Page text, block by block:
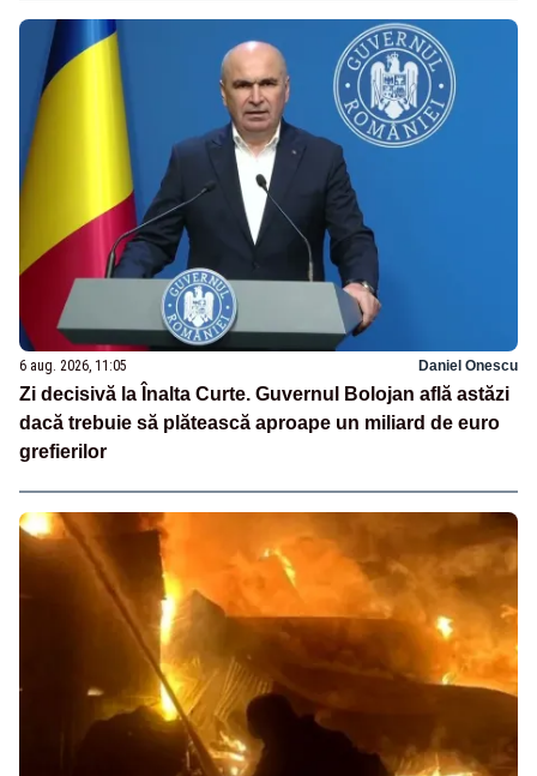
6 aug. 2026, 11:05 Daniel Onescu
Zi decisivă la Înalta Curte. Guvernul Bolojan află astăzi
dacă trebuie să plătească aproape un miliard de euro
grefierilor